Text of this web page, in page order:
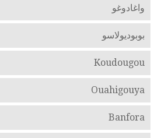
واغادوغو
بوبوديولاسو
Koudougou
Ouahigouya
Banfora